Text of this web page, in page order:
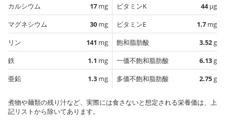
カルシウム
17 mg
マグネシウム
30 mg
リン
141 mg
鉄
1.1 mg
亜鉛
1.3 mg
ビタミンK
44µg
ビタミンE
1.7 mg
飽和脂肪酸
3.52g
一価不飽和脂肪酸
6.13g
多価不飽和脂肪酸
2.75g
煮物や麺類の残り汁など、実際には食さないと想定される栄養価は、上
記リストから除いてあります。